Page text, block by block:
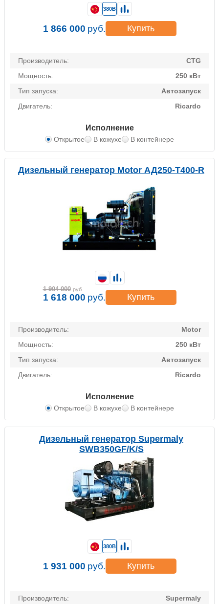
Производитель:
CTG
Мощность:
250 кВт
Тип запуска:
Автозапуск
Двигатель:
Ricardo
Исполнение
Открытое В кожухе В контейнере
380В
1 866 000 руб. Купить
Дизельный генератор Motor АД250-Т400-R
Производитель:
Motor
Мощность:
250 кВт
Тип запуска:
Автозапуск
Двигатель:
Ricardo
Исполнение
Открытое В кожухе В контейнере
1 904 000 руб.
1 618 000 руб. Купить
Дизельный генератор Supermaly
SWB350GF/K/S
Производитель: Supermaly
380В
1 931 000 руб. Купить